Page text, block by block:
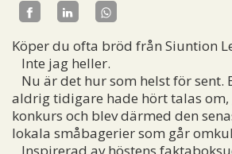
Köper du ofta bröd från Siuntion
Inte jag heller.
Nu är det hur som helst för sent.
aldrig tidigare hade hört talas om,
konkurs och blev därmed den
lokala småbagerier som går
Inspirerad av höstens